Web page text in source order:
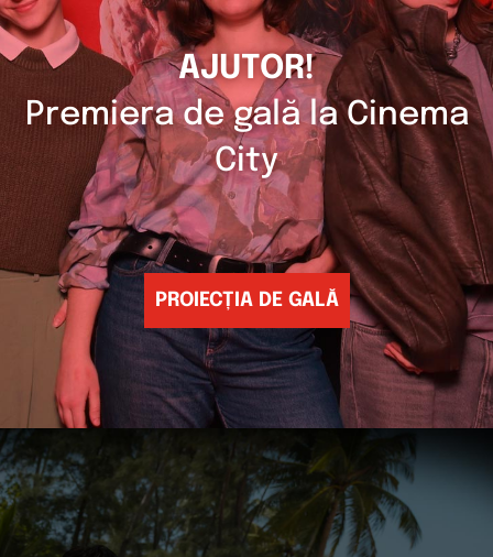
AJUTOR!
Premiera de gală la Cinema
City
PROIECȚIA DE GALĂ